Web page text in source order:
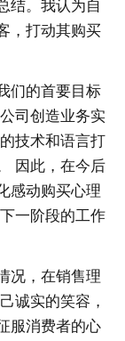
结。我认为自
，打动其购买
们的首要目标
司创造业务实
技术和语言打
因此，在今后
感动购买心理
一阶段的工作
况，在销售理
诚实的笑容，
服消费者的心